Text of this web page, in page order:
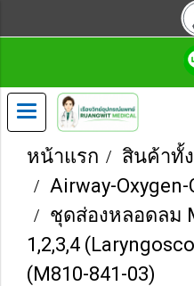
หน้าแรก
สินค้าทั้
Airway-Oxygen-
ชุดส่องหลอดลม
1,2,3,4
(M810-841-03)